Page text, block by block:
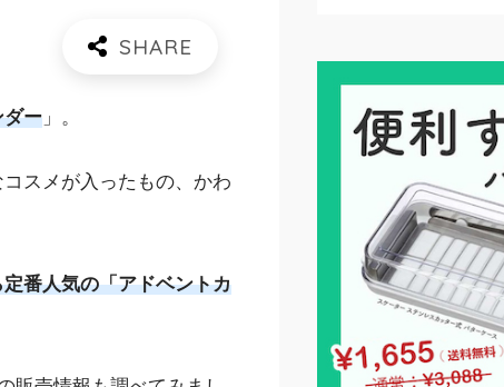
ダー 」。
スメが入ったもの、かわ
番人気の「アドベントカ